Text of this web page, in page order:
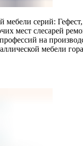
мебели серий:
мест слесарей
на
мебели